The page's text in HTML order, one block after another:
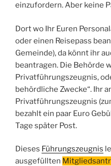
einzufordern. Aber keine
Dort wo Ihr Euren
oder einen Reisepass
Gemeinde), da könnt ihr
beantragen. Die Behörde
Privatführungszeugnis,
behördliche Zwecke“. Ihr
Privatführungszeugnis
bezahlt ein paar Euro
Tage später Post.
Dieses Führungszeugnis
ausgefüllten